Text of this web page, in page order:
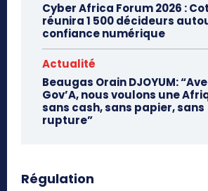
Cyber Africa Forum 2026 :
réunira 1 500 décideurs
confiance numérique
Actualité
Beaugas Orain DJOYUM:
Gov’A, nous voulons une
sans cash, sans papier, sans
rupture”
Régulation